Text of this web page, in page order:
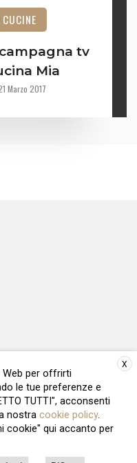
tv
Mia
Marzo 2017
registrata al tribunale di
Raffaella Roani
Roma - 09041871006
€ i.v
X
per offrirti
le tue preferenze e
TUTTI", acconsenti
nostra cookie policy.
cookie" qui accanto per